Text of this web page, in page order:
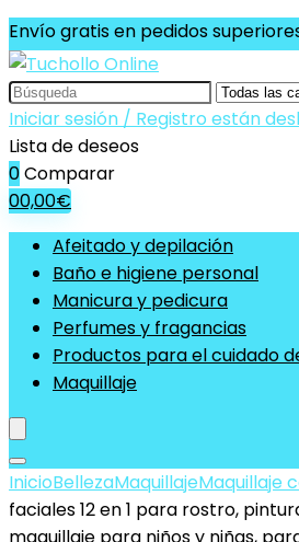
Envío gratis en pedidos
Search
for:
Iniciar sesión / Registro están
Lista de deseos
0Comparar
00,00€
Afeitado y depilación
Baño e higiene personal
Manicura y pedicura
Perfumes y fragancias
Productos para el cuidado
Maquillaje
InicioBellezaMaquillajeMaquillaje
faciales 12 en 1 para rostro,